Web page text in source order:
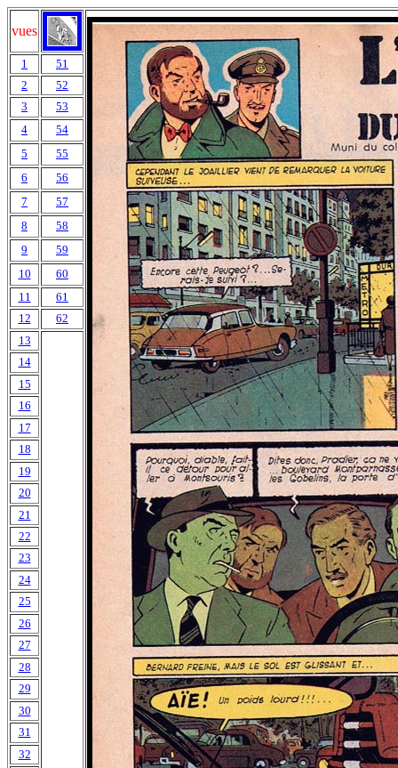
vues
1
51
2
52
3
53
4
54
5
55
6
56
7
57
8
58
9
59
10
60
11
61
12
62
13
14
15
16
17
18
19
20
21
22
23
24
25
26
27
28
29
30
31
32